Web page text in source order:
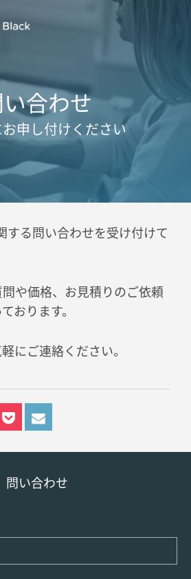
合わせ
申し付けください
する問い合わせを受け付けて
や価格、お見積りのご依頼
おります。
にご連絡ください。
問い合わせ